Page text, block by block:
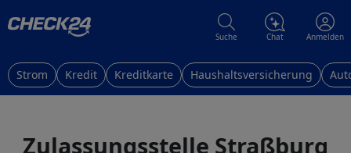
Suche Chat Anmelden
Strom Kredit Kreditkarte Haushaltsversicherung
Zulassungsstelle Straßburg